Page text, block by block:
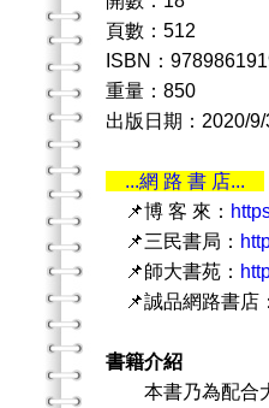
頁數：512
ISBN：
重量：850
出版日期：2020/
...網 路 書 店...
📌博 客 來：
📌三民書局：
📌師大書苑：
📌誠品網路書店：
書籍介紹
本書乃為配合大